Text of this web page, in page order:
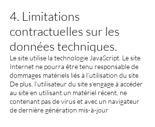
4. Limitations
contractuelles sur les
données techniques.
Le site utilise la technologie JavaScript. Le site
Internet ne pourra être tenu responsable de
dommages matériels liés à l’utilisation du site.
De plus, l’utilisateur du site s’engage à accéder
au site en utilisant un matériel récent, ne
contenant pas de virus et avec un navigateur
de dernière génération mis-à-jour